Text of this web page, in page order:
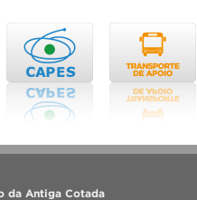
da Antiga Cotada